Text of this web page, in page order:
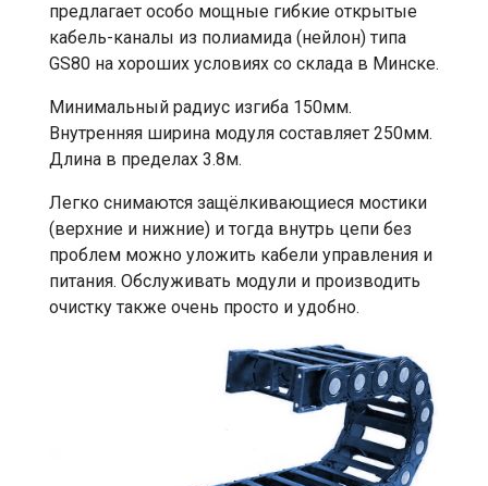
предлагает особо мощные гибкие открытые
кабель-каналы из полиамида (нейлон) типа
GS80 на хороших условиях со склада в Минске.
Минимальный радиус изгиба 150мм.
Внутренняя ширина модуля составляет 250мм.
Длина в пределах 3.8м.
Легко снимаются защёлкивающиеся мостики
(верхние и нижние) и тогда внутрь цепи без
проблем можно уложить кабели управления и
питания. Обслуживать модули и производить
очистку также очень просто и удобно.